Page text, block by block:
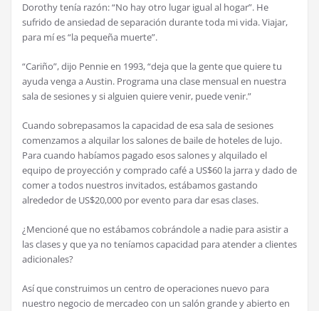
Dorothy tenía razón: “No hay otro lugar igual al hogar”. He
sufrido de ansiedad de separación durante toda mi vida. Viajar,
para mí es “la pequeña muerte”.
“Cariño”, dijo Pennie en 1993, “deja que la gente que quiere tu
ayuda venga a Austin. Programa una clase mensual en nuestra
sala de sesiones y si alguien quiere venir, puede venir.”
Cuando sobrepasamos la capacidad de esa sala de sesiones
comenzamos a alquilar los salones de baile de hoteles de lujo.
Para cuando habíamos pagado esos salones y alquilado el
equipo de proyección y comprado café a US$60 la jarra y dado de
comer a todos nuestros invitados, estábamos gastando
alrededor de US$20,000 por evento para dar esas clases.
¿Mencioné que no estábamos cobrándole a nadie para asistir a
las clases y que ya no teníamos capacidad para atender a clientes
adicionales?
Así que construimos un centro de operaciones nuevo para
nuestro negocio de mercadeo con un salón grande y abierto en